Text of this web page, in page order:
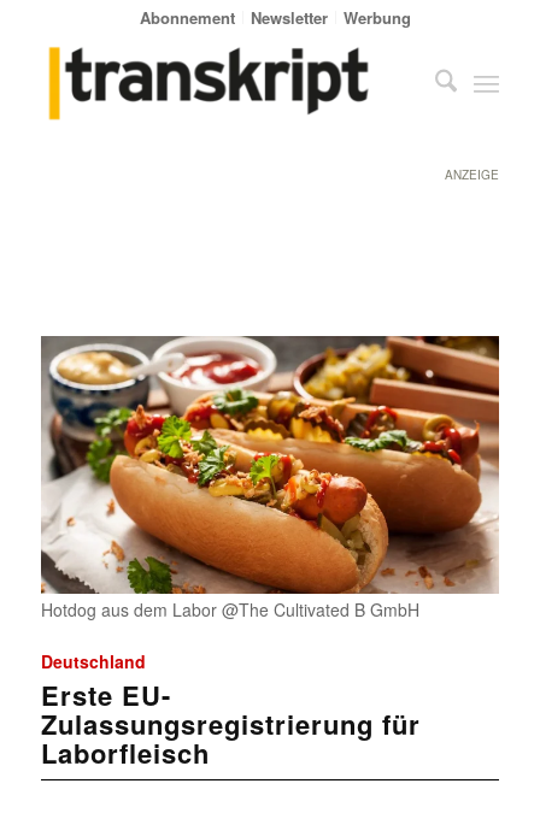
Abonnement Newsletter Werbung
ANZEIGE
Hotdog aus dem Labor @The Cultivated B GmbH
Deutschland
Erste EU-
Zulassungsregistrierung für
Laborfleisch